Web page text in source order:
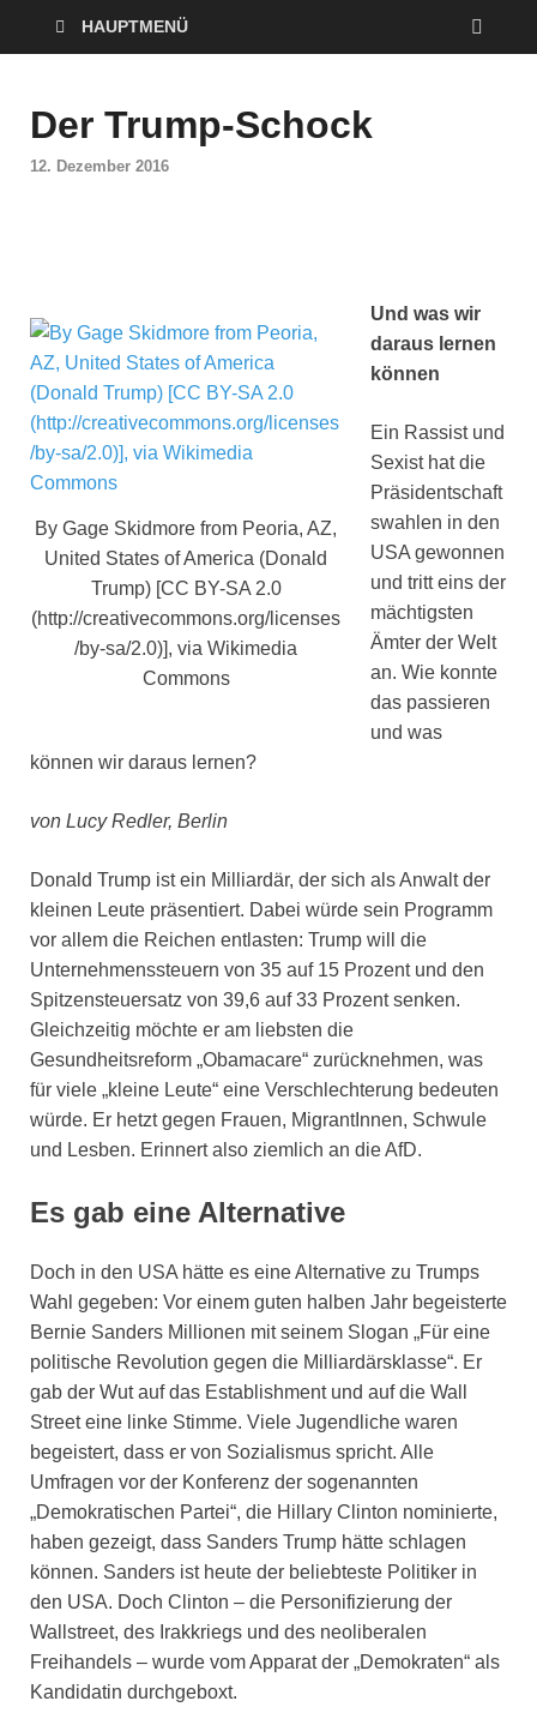
HAUPTMENÜ
Der Trump-Schock
12. Dezember 2016
By Gage Skidmore from Peoria, AZ,
United States of America (Donald
Trump) [CC BY-SA 2.0
(http://creativecommons.org/licenses
/by-sa/2.0)], via Wikimedia
Commons
Und was wir
daraus lernen
können
Ein Rassist und
Sexist hat die
Präsidentschaft
swahlen in den
USA gewonnen
und tritt eins der
mächtigsten
Ämter der Welt
an. Wie konnte
das passieren
und was
können wir daraus lernen?
von Lucy Redler, Berlin
Donald Trump ist ein Milliardär, der sich als Anwalt der
kleinen Leute präsentiert. Dabei würde sein Programm
vor allem die Reichen entlasten: Trump will die
Unternehmenssteuern von 35 auf 15 Prozent und den
Spitzensteuersatz von 39,6 auf 33 Prozent senken.
Gleichzeitig möchte er am liebsten die
Gesundheitsreform „Obamacare“ zurücknehmen, was
für viele „kleine Leute“ eine Verschlechterung bedeuten
würde. Er hetzt gegen Frauen, MigrantInnen, Schwule
und Lesben. Erinnert also ziemlich an die AfD.
Es gab eine Alternative
Doch in den USA hätte es eine Alternative zu Trumps
Wahl gegeben: Vor einem guten halben Jahr begeisterte
Bernie Sanders Millionen mit seinem Slogan „Für eine
politische Revolution gegen die Milliardärsklasse“. Er
gab der Wut auf das Establishment und auf die Wall
Street eine linke Stimme. Viele Jugendliche waren
begeistert, dass er von Sozialismus spricht. Alle
Umfragen vor der Konferenz der sogenannten
„Demokratischen Partei“, die Hillary Clinton nominierte,
haben gezeigt, dass Sanders Trump hätte schlagen
können. Sanders ist heute der beliebteste Politiker in
den USA. Doch Clinton – die Personifizierung der
Wallstreet, des Irakkriegs und des neoliberalen
Freihandels – wurde vom Apparat der „Demokraten“ als
Kandidatin durchgeboxt.